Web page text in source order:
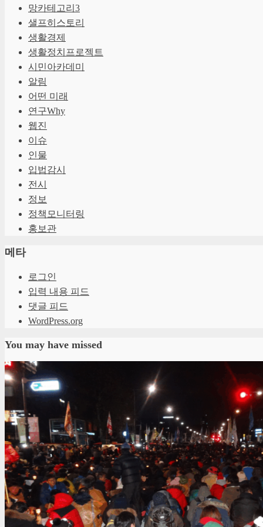
망카테고리3
샐프히스토리
생활경제
생활정치프로젝트
시민아카데미
알림
어떤 미래
연구Why
웹진
이슈
인물
입법감시
전시
정보
정책모니터링
홍보관
메타
로그인
입력 내용 피드
댓글 피드
WordPress.org
You may have missed